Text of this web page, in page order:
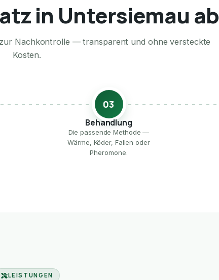
in Untersiemau ab
Nachkontrolle — transparent und ohne versteckte
Kosten.
03
Behandlung
Die passende Methode —
Wärme, Köder, Fallen oder
Pheromone.
LEISTUNGEN